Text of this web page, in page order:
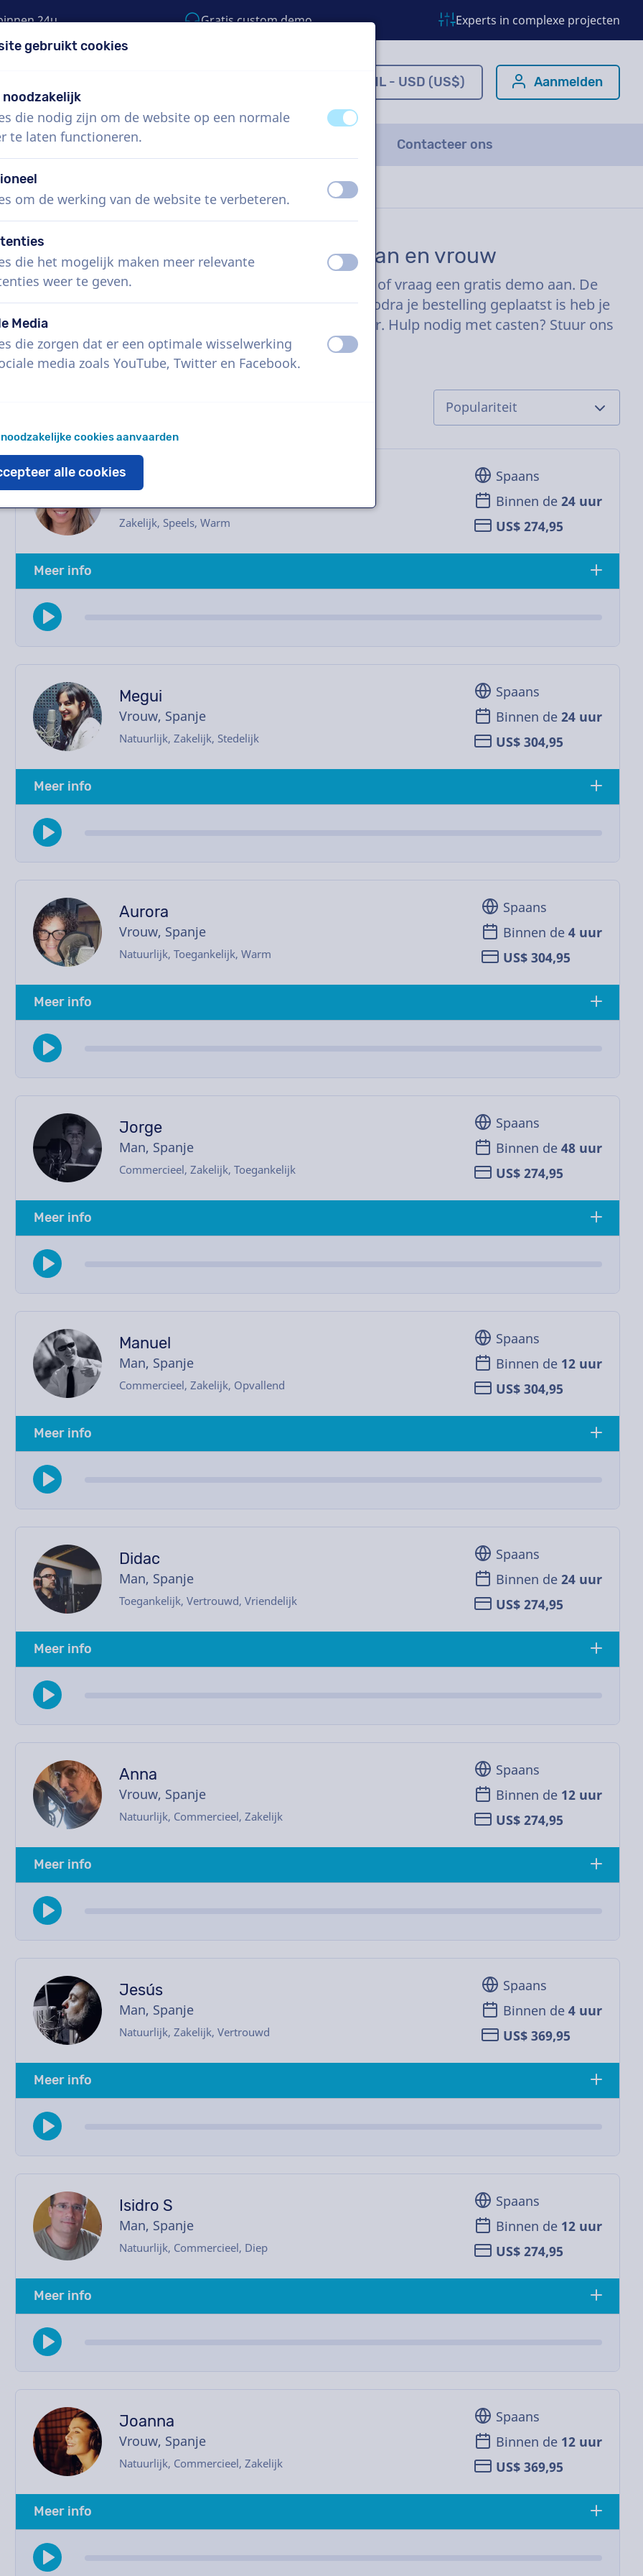
24u Gratis custom demo Experts in complexe projecten
NL - USD (US$) Aanmelden
ons Hoe werkt het? Contacteer ons
Spaanse voice-overs, bedrijfsfilm, man en vrouw
Boek de perfecte Spaanse voice-over in enkele klikken of vraag een gratis demo aan. De
meeste voice-overs leveren binnen 24 uur of sneller. Zodra je bestelling geplaatst is heb je
rechtstreeks contact via de chatbox met de stemacteur. Hulp nodig met casten? Stuur ons
een mailtje en we helpen je graag verder.
Marina
Zakelijk, Speels, Warm
Spaans
Binnen de 24 uur
US$ 274,95
Meer info
Megui
Vrouw, Spanje
Natuurlijk, Zakelijk, Stedelijk
Spaans
Binnen de 24 uur
US$ 304,95
Meer info
Aurora
Vrouw, Spanje
Natuurlijk, Toegankelijk, Warm
Spaans
Binnen de 4 uur
US$ 304,95
Meer info
Jorge
Man, Spanje
Commercieel, Zakelijk, Toegankelijk
Spaans
Binnen de 48 uur
US$ 274,95
Meer info
Manuel
Man, Spanje
Commercieel, Zakelijk, Opvallend
Spaans
Binnen de 12 uur
US$ 304,95
Meer info
Didac
Man, Spanje
Toegankelijk, Vertrouwd, Vriendelijk
Spaans
Binnen de 24 uur
US$ 274,95
Meer info
Anna
Vrouw, Spanje
Natuurlijk, Commercieel, Zakelijk
Spaans
Binnen de 12 uur
US$ 274,95
Meer info
Jesús
Man, Spanje
Natuurlijk, Zakelijk, Vertrouwd
Spaans
Binnen de 4 uur
US$ 369,95
Meer info
Isidro S
Man, Spanje
Natuurlijk, Commercieel, Diep
Spaans
Binnen de 12 uur
US$ 274,95
Meer info
Joanna
Vrouw, Spanje
Natuurlijk, Commercieel, Zakelijk
Spaans
Binnen de 12 uur
US$ 369,95
Meer info
gebruikt cookies
die nodig zijn om de website op een normale
te laten functioneren.
uit aan
om de werking van de website te verbeteren. uit aan
die het mogelijk maken meer relevante
weer te geven.
uit aan
Media
die zorgen dat er een optimale wisselwerking
media zoals YouTube, Twitter en Facebook.
uit aan
noodzakelijke cookies aanvaarden
alle cookies